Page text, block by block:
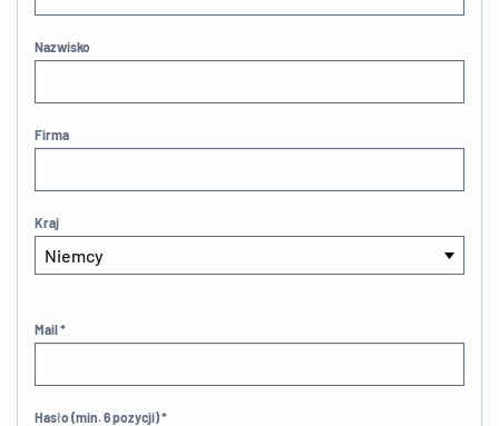
Nazwisko
Firma
Kraj
Mail *
Hasło (min. 6 pozycji) *